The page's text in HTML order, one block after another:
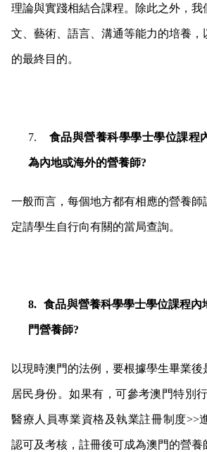
理論與實踐相結合課程。除此之外，我
文、藝術、語言、溝通等能力的培養，
的最終目的。
7. 食品與營養科學學士學位課程
為內地或海外的營養師?
一般而言，每個地方都有相應的營養師
定請學生自行向有關的當局查詢。
8. 食品與營養科學學士學位課程內
門營養師?
以現時澳門的法例，要根據學生畢業後
居民身份。如果有，可參考澳門特別
醫療人員專業資格及執業註冊制度>>
認可及考核，註冊後可成為澳門的營養